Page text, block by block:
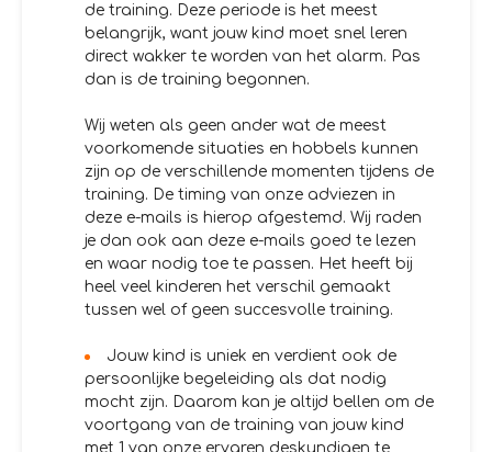
de training. Deze periode is het meest
belangrijk, want jouw kind moet snel leren
direct wakker te worden van het alarm. Pas
dan is de training begonnen.
Wij weten als geen ander wat de meest
voorkomende situaties en hobbels kunnen
zijn op de verschillende momenten tijdens de
training. De timing van onze adviezen in
deze e-mails is hierop afgestemd. Wij raden
je dan ook aan deze e-mails goed te lezen
en waar nodig toe te passen. Het heeft bij
heel veel kinderen het verschil gemaakt
tussen wel of geen succesvolle training.
Jouw kind is uniek en verdient ook de
persoonlijke begeleiding als dat nodig
mocht zijn. Daarom kan je altijd bellen om de
voortgang van de training van jouw kind
met 1 van onze ervaren deskundigen te